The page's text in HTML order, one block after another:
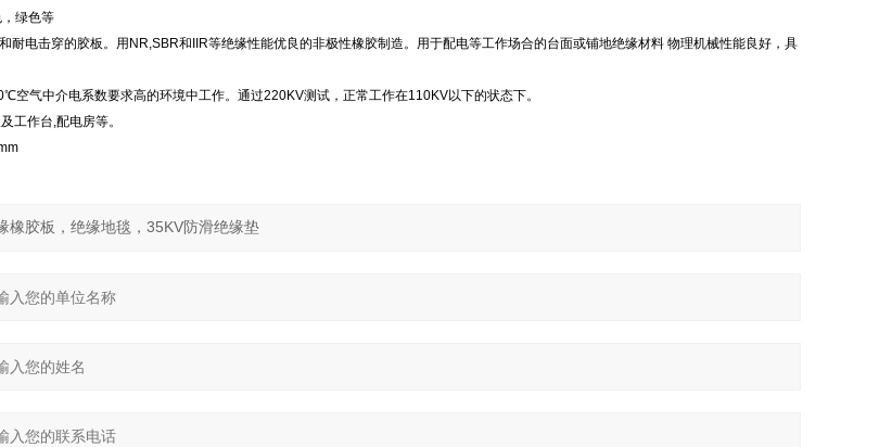
绿色等
耐电击穿的胶板。用 NR,SBR和 IIR等绝缘性能优良的非极性橡胶制造。用于配电等工作场合的台面或铺地绝缘材料 物理机械性能良好，具
℃空气中介电系数要求高的环境中工作。通过220KV测试，正常工作在110KV以下的状态下。
工作台,配电房等。